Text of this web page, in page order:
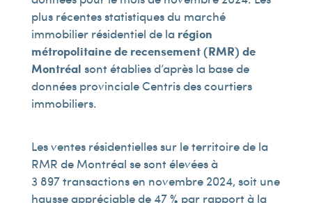
plus récentes statistiques du marché
immobilier résidentiel de la région
métropolitaine de recensement (RMR) de
Montréal sont établies d’après la base de
données provinciale Centris des courtiers
immobiliers.
Les ventes résidentielles sur le territoire de la
RMR de Montréal se sont élevées à
3 897 transactions en novembre 2024, soit une
hausse appréciable de 47 % par rapport à la